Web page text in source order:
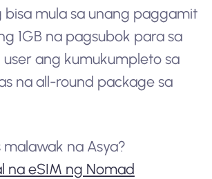
bisa mula sa unang paggamit
1GB na pagsubok para sa
ang kumukumpleto sa
na all-round package sa
malawak na Asya?
na eSIM ng Nomad